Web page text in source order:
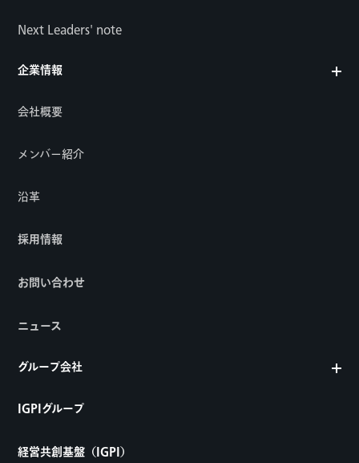
Next Leaders' note
企業情報
会社概要
メンバー紹介
沿革
採用情報
お問い合わせ
ニュース
グループ会社
IGPIグループ
経営共創基盤（IGPI）